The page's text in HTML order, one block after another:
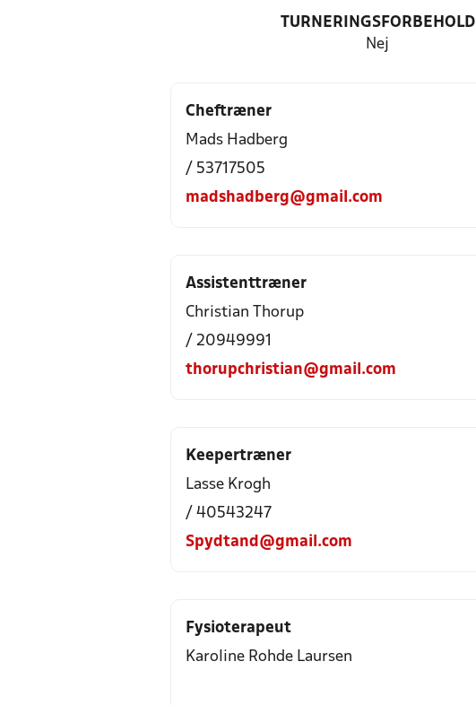
TURNERINGSFORBEHOLD
Nej
Cheftræner
Mads Hadberg
/ 53717505
madshadberg@gmail.com
Assistenttræner
Christian Thorup
/ 20949991
thorupchristian@gmail.com
Keepertræner
Lasse Krogh
/ 40543247
Spydtand@gmail.com
Fysioterapeut
Karoline Rohde Laursen